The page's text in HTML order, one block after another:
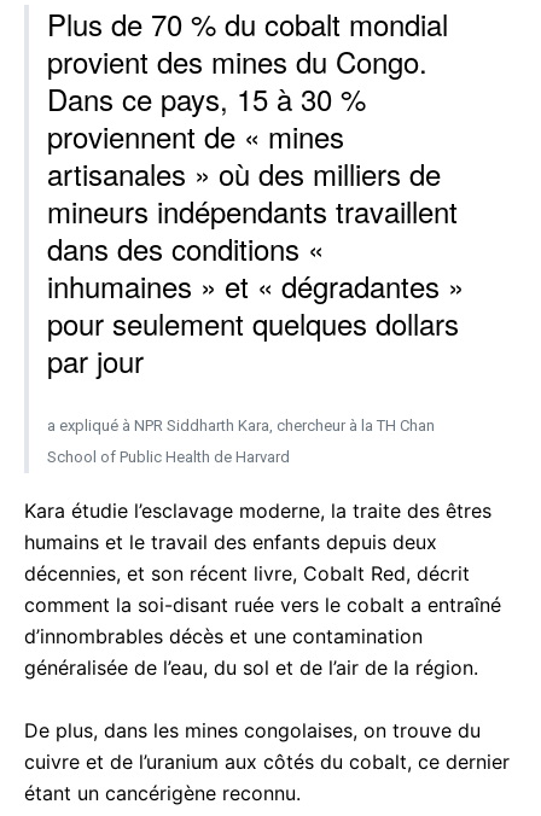
Plus de 70 % du cobalt mondial
provient des mines du Congo.
Dans ce pays, 15 à 30 %
proviennent de « mines
artisanales » où des milliers de
mineurs indépendants travaillent
dans des conditions «
inhumaines » et « dégradantes »
pour seulement quelques dollars
par jour
a expliqué à NPR Siddharth Kara, chercheur à la TH Chan
School of Public Health de Harvard
Kara étudie l’esclavage moderne, la traite des êtres
humains et le travail des enfants depuis deux
décennies, et son récent livre, Cobalt Red, décrit
comment la soi-disant ruée vers le cobalt a entraîné
d’innombrables décès et une contamination
généralisée de l’eau, du sol et de l’air de la région.
De plus, dans les mines congolaises, on trouve du
cuivre et de l’uranium aux côtés du cobalt, ce dernier
étant un cancérigène reconnu.